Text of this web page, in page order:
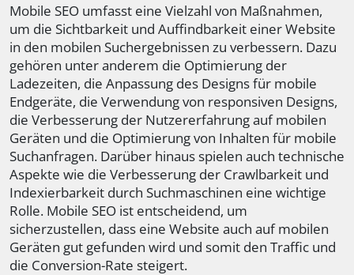
Mobile SEO umfasst eine Vielzahl von Maßnahmen,
um die Sichtbarkeit und Auffindbarkeit einer Website
in den mobilen Suchergebnissen zu verbessern. Dazu
gehören unter anderem die Optimierung der
Ladezeiten, die Anpassung des Designs für mobile
Endgeräte, die Verwendung von responsiven Designs,
die Verbesserung der Nutzererfahrung auf mobilen
Geräten und die Optimierung von Inhalten für mobile
Suchanfragen. Darüber hinaus spielen auch technische
Aspekte wie die Verbesserung der Crawlbarkeit und
Indexierbarkeit durch Suchmaschinen eine wichtige
Rolle. Mobile SEO ist entscheidend, um
sicherzustellen, dass eine Website auch auf mobilen
Geräten gut gefunden wird und somit den Traffic und
die Conversion-Rate steigert.